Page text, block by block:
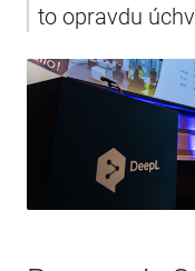
to opravdu